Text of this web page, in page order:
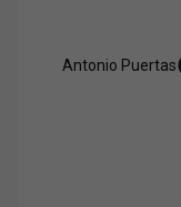
Antonio Puertas